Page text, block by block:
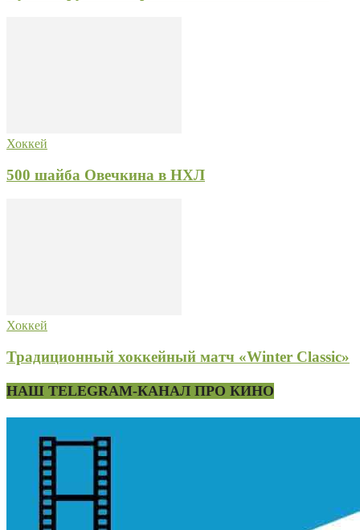
Хоккей
500 шайба Овечкина в НХЛ
Хоккей
Традиционный хоккейный матч «Winter Classic»
НАШ TELEGRAM-КАНАЛ ПРО КИНО